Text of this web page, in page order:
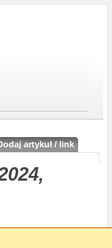
artykuł / link